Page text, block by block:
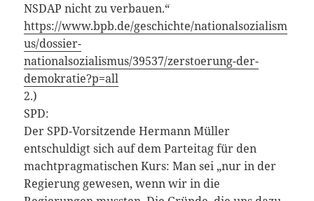
NSDAP nicht zu verbauen.“
https://www.bpb.de/geschichte/nationalsozialism
us/dossier-
nationalsozialismus/39537/zerstoerung-der-
demokratie?p=all
2.)
SPD:
Der SPD-Vorsitzende Hermann Müller
entschuldigt sich auf dem Parteitag für den
machtpragmatischen Kurs: Man sei „nur in der
Regierung gewesen, wenn wir in die